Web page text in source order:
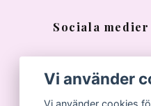
Sociala medier
Vi använder